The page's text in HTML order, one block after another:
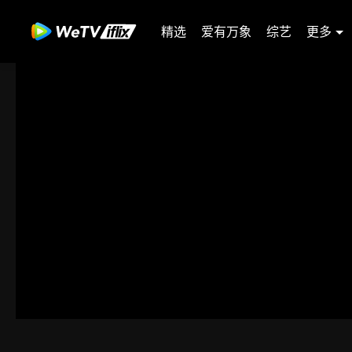
精选 爱有万象 综艺 更多